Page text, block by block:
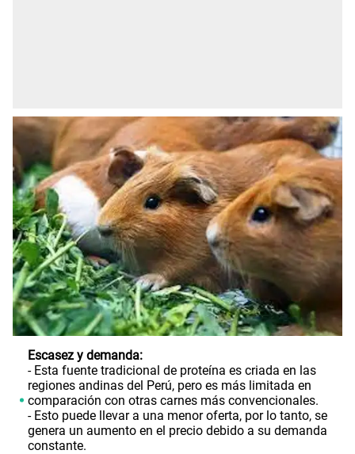
Escasez y demanda:
- Esta fuente tradicional de proteína es criada en las
regiones andinas del Perú, pero es más limitada en
comparación con otras carnes más convencionales.
- Esto puede llevar a una menor oferta, por lo tanto, se
genera un aumento en el precio debido a su demanda
constante.